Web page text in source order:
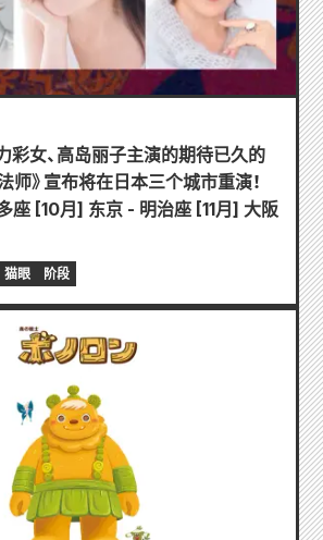
彩女、高岛丽子主演的期待已久的
师》宣布将在日本三个城市重演！
座 [10月] 东京 - 明治座 [11月] 大阪
猫眼 阶段